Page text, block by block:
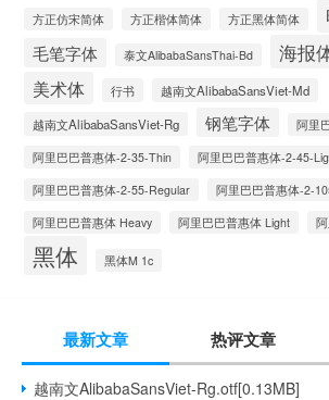
方正仿宋简体 方正楷体简体 方正黑体简体
毛笔字体 泰文AlibabaSansThai-Bd 海报
美术体 行书
越南文AlibabaSansViet-Md
越南文AlibabaSansViet-Rg
钢笔字体
阿里
阿里巴巴普惠体-2-35-Thin
阿里巴巴普惠体-2-45-
阿里巴巴普惠体-2-55-Regular
阿里巴巴普惠体-2-
阿里巴巴普惠体 Heavy
阿里巴巴普惠体 Light
黑体 黑体M 1c
最新文章 热评文章
越南文AlibabaSansViet-Rg.otf[0.13MB]